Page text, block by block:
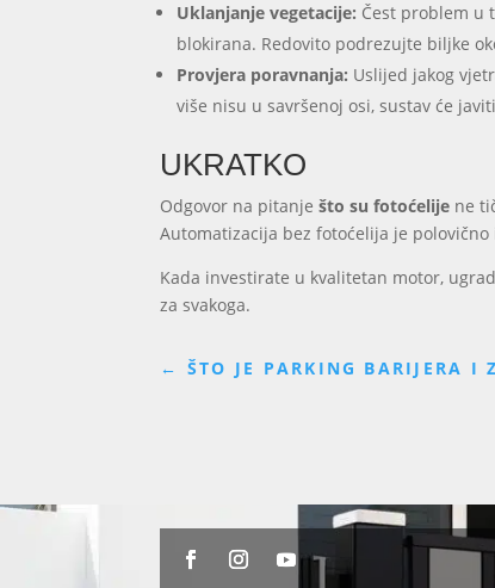
Uklanjanje vegetacije: Čest problem u
blokirana. Redovito podrezujte biljke
Provjera poravnanja: Uslijed jakog
više nisu u savršenoj osi, sustav će
UKRATKO
Odgovor na pitanješto su fotoćelije ne
Automatizacija bez fotoćelija je
Kada investirate u kvalitetan motor,
za svakoga.
← ŠTO JE PARKING BARIJERA I